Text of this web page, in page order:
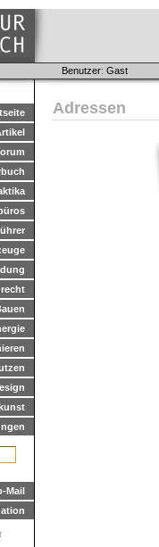
Benutzer: Gast
Mail
Adressen